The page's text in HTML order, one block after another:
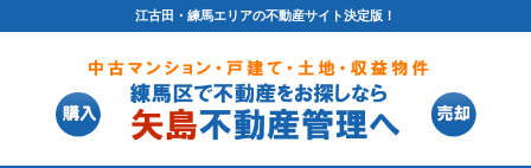
江古田・練馬エリアの不動産サイト決定版！